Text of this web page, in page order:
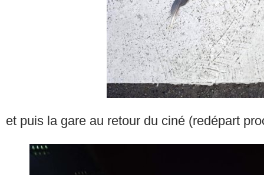
et puis la gare au retour du ciné (redépart